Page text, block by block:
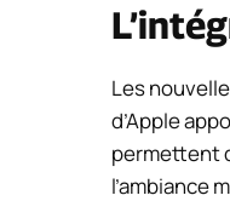
Les
d’Apple
permettent
l’ambiance